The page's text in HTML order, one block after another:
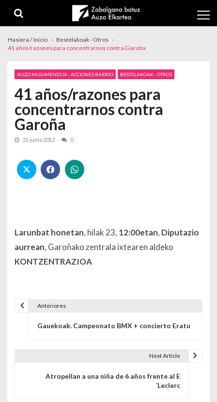
Hasiera / Inicio
Bestelakoak - Otros
41 años/razones para concentrarnos contra Garoña
AUZO MUGIMENDUA - ACCIONES BARRIO BESTELAKOAK - OTROS
41 años/razones para
concentrarnos contra
Garoña
21 junio 2012 0
Larunbat honetan, hilak 23, 12:00etan, Diputazio
aurrean, Garoñako zentrala ixtearen aldeko
KONTZENTRAZIOA
Anteriores
Gauekoak. Campeonato BMX + concierto Eratu
Next Article
Atropellan a una niña de 6 años frente al E
´Leclerc